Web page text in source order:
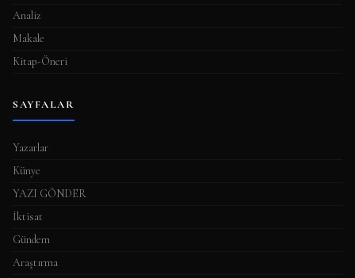
Analiz
Makale
Kitap-Öneri
SAYFALAR
Yazarlar
Künye
YAZI GÖNDER
İktisat
Gündem
Araştırma